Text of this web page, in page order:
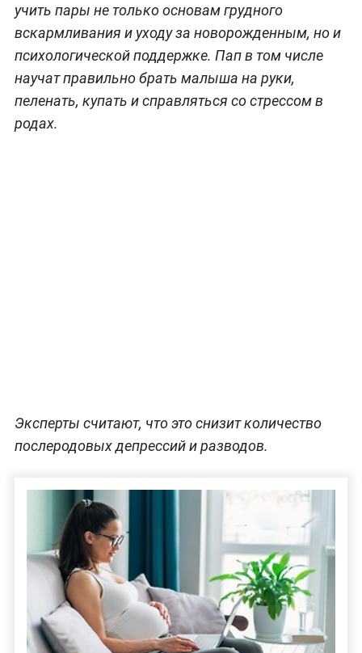
учить пары не только основам грудного
вскармливания и уходу за новорожденным, но и
психологической поддержке. Пап в том числе
научат правильно брать малыша на руки,
пеленать, купать и справляться со стрессом в
родах.
Эксперты считают, что это снизит количество
послеродовых депрессий и разводов.